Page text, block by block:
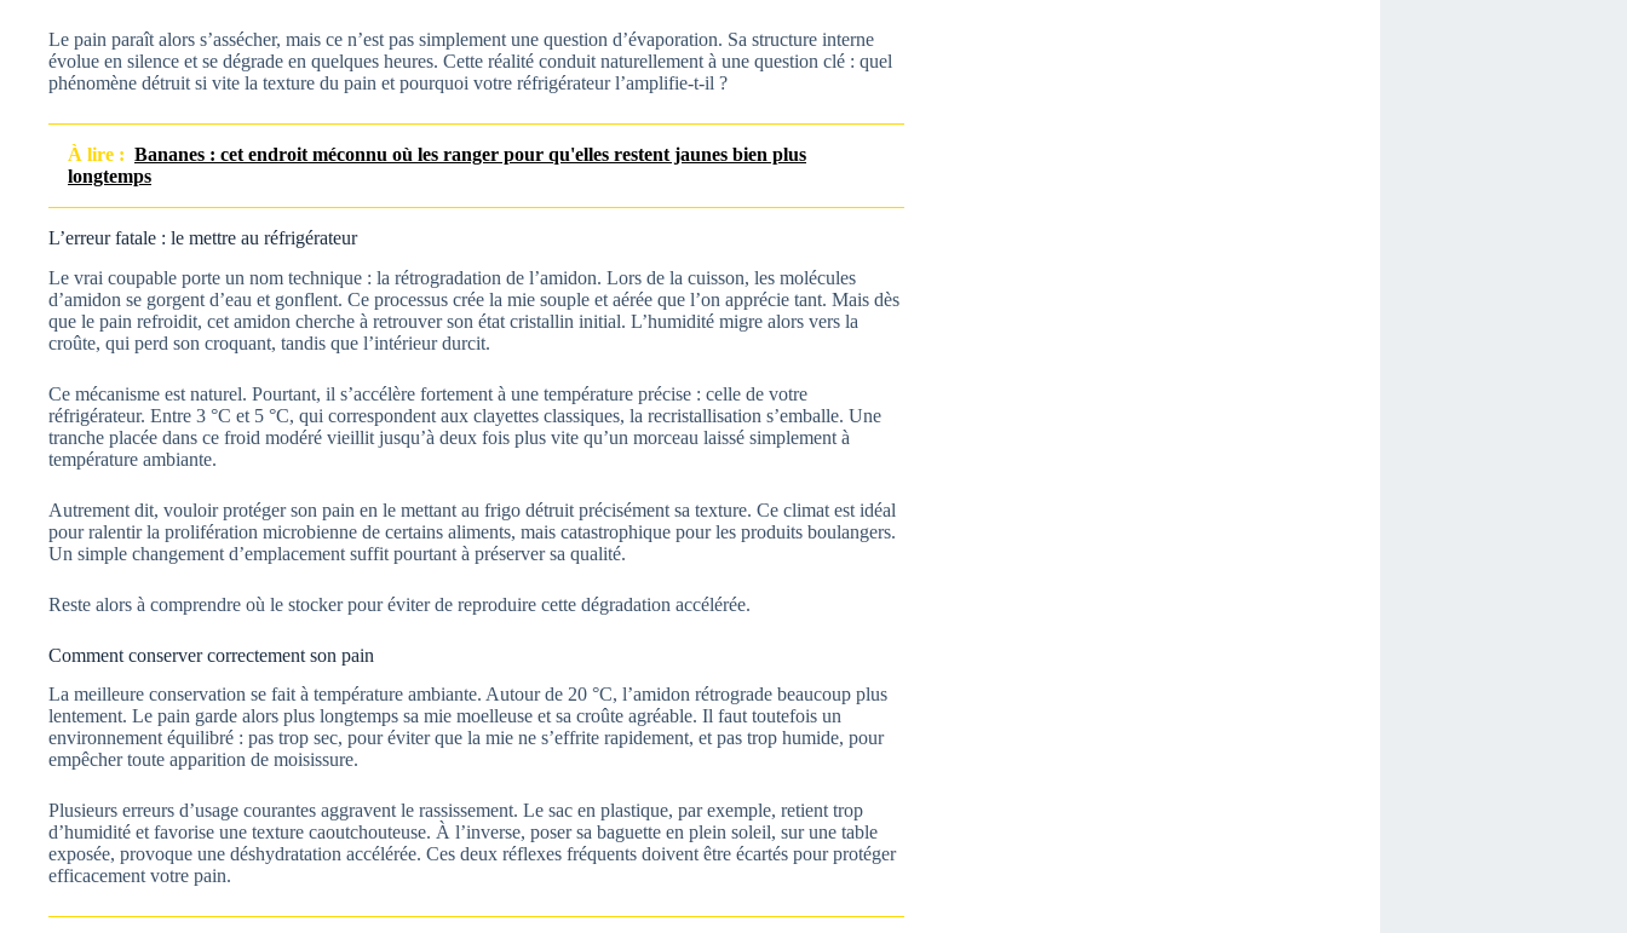
Le pain paraît alors s’assécher, mais ce n’est pas simplement une question d’évaporation. Sa structure interne
évolue en silence et se dégrade en quelques heures. Cette réalité conduit naturellement à une question clé : quel
phénomène détruit si vite la texture du pain et pourquoi votre réfrigérateur l’amplifie-t-il ?
À lire : Bananes : cet endroit méconnu où les ranger pour qu'elles restent jaunes bien plus
longtemps
L’erreur fatale : le mettre au réfrigérateur
Le vrai coupable porte un nom technique : la rétrogradation de l’amidon. Lors de la cuisson, les molécules
d’amidon se gorgent d’eau et gonflent. Ce processus crée la mie souple et aérée que l’on apprécie tant. Mais dès
que le pain refroidit, cet amidon cherche à retrouver son état cristallin initial. L’humidité migre alors vers la
croûte, qui perd son croquant, tandis que l’intérieur durcit.
Ce mécanisme est naturel. Pourtant, il s’accélère fortement à une température précise : celle de votre
réfrigérateur. Entre 3 °C et 5 °C, qui correspondent aux clayettes classiques, la recristallisation s’emballe. Une
tranche placée dans ce froid modéré vieillit jusqu’à deux fois plus vite qu’un morceau laissé simplement à
température ambiante.
Autrement dit, vouloir protéger son pain en le mettant au frigo détruit précisément sa texture. Ce climat est idéal
pour ralentir la prolifération microbienne de certains aliments, mais catastrophique pour les produits boulangers.
Un simple changement d’emplacement suffit pourtant à préserver sa qualité.
Reste alors à comprendre où le stocker pour éviter de reproduire cette dégradation accélérée.
Comment conserver correctement son pain
La meilleure conservation se fait à température ambiante. Autour de 20 °C, l’amidon rétrograde beaucoup plus
lentement. Le pain garde alors plus longtemps sa mie moelleuse et sa croûte agréable. Il faut toutefois un
environnement équilibré : pas trop sec, pour éviter que la mie ne s’effrite rapidement, et pas trop humide, pour
empêcher toute apparition de moisissure.
Plusieurs erreurs d’usage courantes aggravent le rassissement. Le sac en plastique, par exemple, retient trop
d’humidité et favorise une texture caoutchouteuse. À l’inverse, poser sa baguette en plein soleil, sur une table
exposée, provoque une déshydratation accélérée. Ces deux réflexes fréquents doivent être écartés pour protéger
efficacement votre pain.